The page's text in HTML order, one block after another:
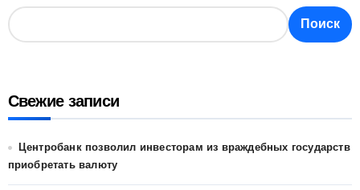
Поиск
Свежие записи
Центробанк позволил инвесторам из враждебных государств
приобретать валюту